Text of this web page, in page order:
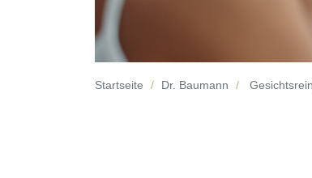
Startseite Dr. Baumann